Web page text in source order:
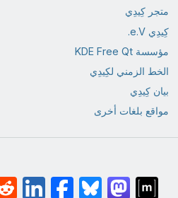
متجر كِيدِي
كِيدِي e.V.
مؤسسة KDE Free Qt
الخط الزمني لكِيدِي
بيان كِيدِي
مواقع بلغات أخرى